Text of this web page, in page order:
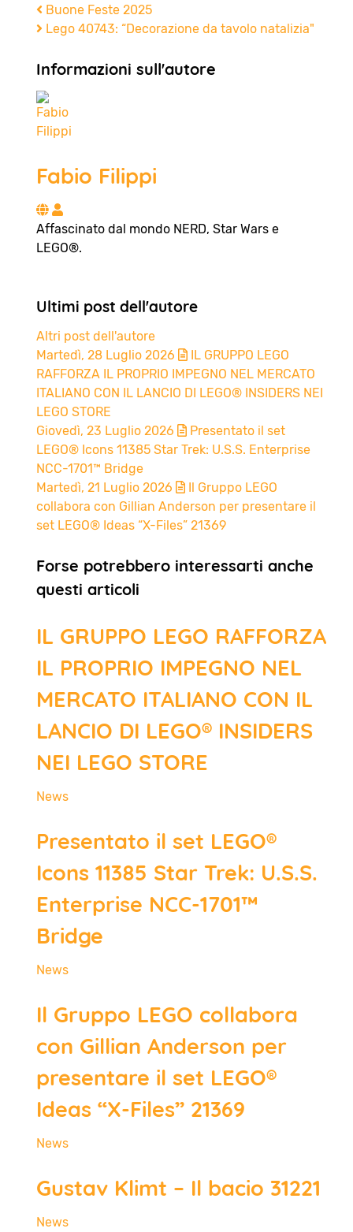
Buone Feste 2025
Lego 40743: “Decorazione da tavolo natalizia"
Informazioni sull'autore
Fabio Filippi
Fabio Filippi
Affascinato dal mondo NERD, Star Wars e
LEGO®.
Ultimi post dell'autore
Altri post dell'autore
Martedì, 28 Luglio 2026
IL GRUPPO LEGO
RAFFORZA IL PROPRIO IMPEGNO NEL MERCATO
ITALIANO CON IL LANCIO DI LEGO® INSIDERS NEI
LEGO STORE
Giovedì, 23 Luglio 2026
Presentato il set
LEGO® Icons 11385 Star Trek: U.S.S. Enterprise
NCC-1701™ Bridge
Martedì, 21 Luglio 2026
Il Gruppo LEGO
collabora con Gillian Anderson per presentare il
set LEGO® Ideas “X-Files” 21369
Forse potrebbero interessarti anche
questi articoli
IL GRUPPO LEGO RAFFORZA
IL PROPRIO IMPEGNO NEL
MERCATO ITALIANO CON IL
LANCIO DI LEGO® INSIDERS
NEI LEGO STORE
News
Presentato il set LEGO®
Icons 11385 Star Trek: U.S.S.
Enterprise NCC-1701™
Bridge
News
Il Gruppo LEGO collabora
con Gillian Anderson per
presentare il set LEGO®
Ideas “X-Files” 21369
News
Gustav Klimt – Il bacio 31221
News